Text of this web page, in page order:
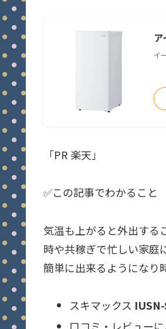
イ
「PR 楽天」
✅この記事でわかること
気温も上がると外出する
時や共稼ぎで忙しい家庭
簡単に出来るようになり
スキマックス
口コミ・レビュー